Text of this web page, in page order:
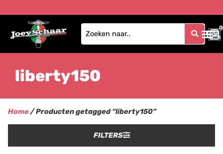
0
0
liberty150
Home/ Producten getagged “liberty150”
FILTERS